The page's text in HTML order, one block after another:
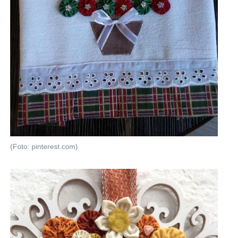
(Foto: pinterest.com)